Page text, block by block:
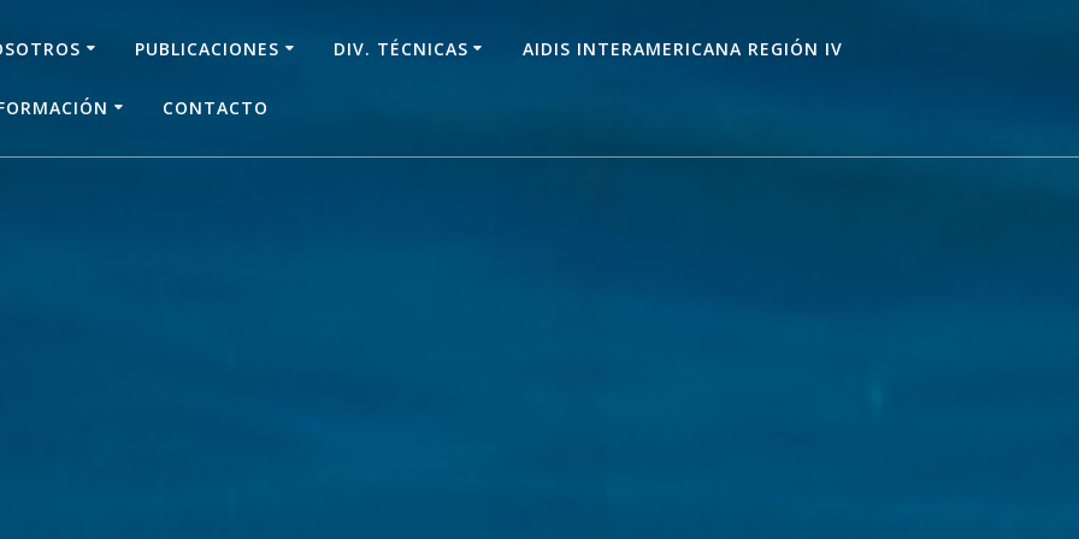
PUBLICACIONES DIV. TÉCNICAS AIDIS INTERAMERICANA REGIÓN IV
CONTACTO